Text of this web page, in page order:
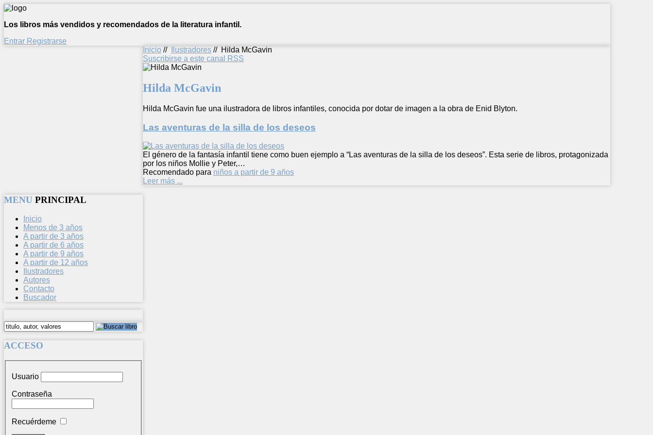
Los libros más vendidos y recomendados de la literatura infantil.
Entrar Registrarse
Inicio // Ilustradores // Hilda McGavin
Suscribirse a este canal RSS
Hilda McGavin
Hilda McGavin fue una ilustradora de libros infantiles, conocida por dotar de imagen a la obra de Enid Blyton.
Las aventuras de la silla de los deseos
El género de la fantasía infantil tiene como buen ejemplo a “Las aventuras de la silla de los deseos”. Esta serie de libros, protagonizada
por los niños Mollie y Peter,…
Recomendado para niños a partir de 9 años
Leer más ...
MENU PRINCIPAL
Inicio
Menos de 3 años
A partir de 3 años
A partir de 6 años
A partir de 9 años
A partir de 12 años
Ilustradores
Autores
Contacto
Buscador
ACCESO
Usuario
Contraseña
Recuérdeme